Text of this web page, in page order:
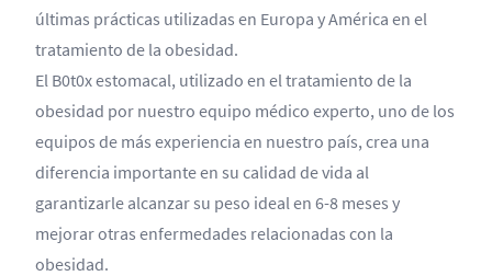
últimas prácticas utilizadas en Europa y América en el
tratamiento de la obesidad.
El B0t0x estomacal, utilizado en el tratamiento de la
obesidad por nuestro equipo médico experto, uno de los
equipos de más experiencia en nuestro país, crea una
diferencia importante en su calidad de vida al
garantizarle alcanzar su peso ideal en 6-8 meses y
mejorar otras enfermedades relacionadas con la
obesidad.